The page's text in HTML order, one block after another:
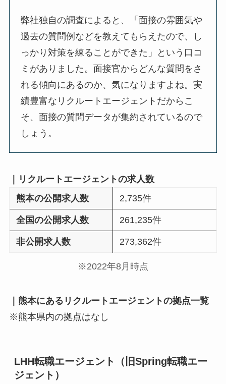
弊社独自の調査によると、「面接の雰囲気や
過去の質問例などを教えてもらえたので、し
っかり対策を練ることができた」という口コ
ミがありました。面接官からどんな質問をさ
れる傾向にあるのか、気になりますよね。実
績豊富なリクルートエージェントだからこ
そ、面接の質問データが集約されているので
しょう。
｜リクルートエージェントの求人数
熊本の公開求人数
2,735件
全国の公開求人数 261,235件
非公開求人数 273,362件
※2022年8月時点
｜熊本にあるリクルートエージェントの拠点一覧
※熊本県内の拠点はなし
LHH転職エージェント（旧Spring転職エー
ジェント）